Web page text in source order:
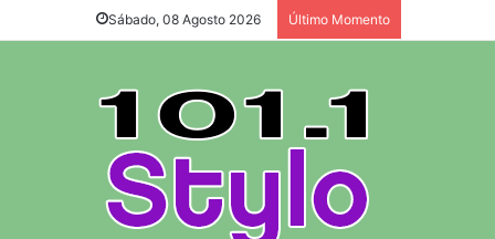
Sábado, 08 Agosto 2026 Último Momento